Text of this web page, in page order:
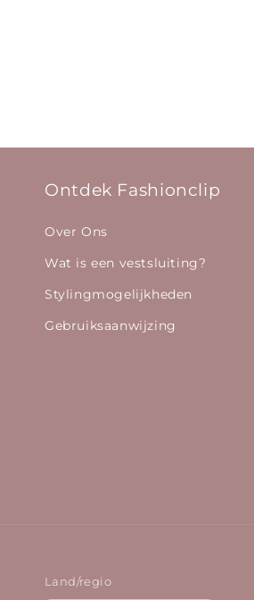
Ontdek Fashionclip
Over Ons
Wat is een vestsluiting?
Stylingmogelijkheden
Gebruiksaanwijzing
Land/regio